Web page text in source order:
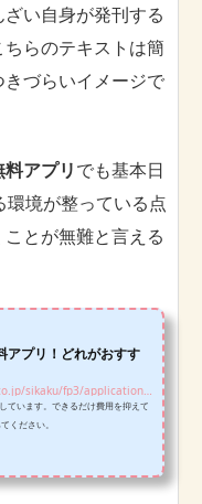
い自身が発刊する
らのテキストは簡
づらいイメージで
料アプリでも基本日
環境が整っている点
とが無難と言える
アプリ！どれがおすす
https://www.sikaku-no-iroha.co.jp/sikaku/fp3/application-fp3
ています。できるだけ費用を抑えて
ください。